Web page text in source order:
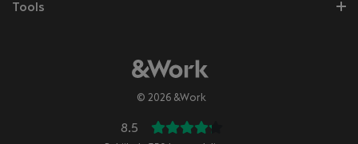
Tools
© 2026 &Work
8.5